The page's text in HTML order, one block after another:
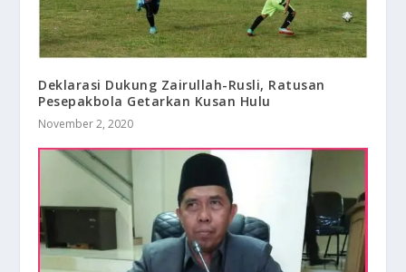
Deklarasi Dukung Zairullah-Rusli, Ratusan
Pesepakbola Getarkan Kusan Hulu
November 2, 2020